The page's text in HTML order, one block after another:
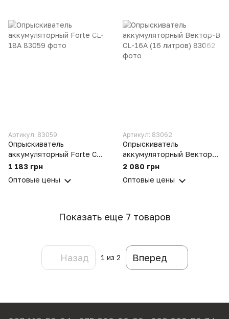
Артикул: 83059
Опрыскиватель
аккумуляторный Forte CL-
18A
1 183 грн
Оптовые цены
Артикул: 83062
Опрыскиватель
аккумуляторный Вектор-В
CL-16A (16 литров)
2 080 грн
Оптовые цены
Показать еще 7 товаров
Назад 1 из 2 Вперед